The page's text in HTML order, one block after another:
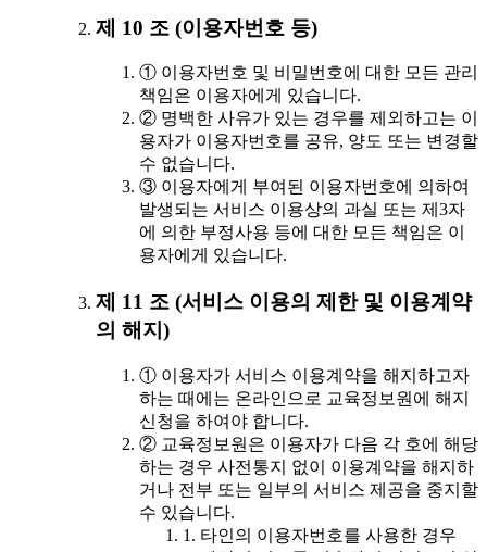
제 10 조 (이용자번호 등)
① 이용자번호 및 비밀번호에 대한 모든 관리
책임은 이용자에게 있습니다.
② 명백한 사유가 있는 경우를 제외하고는 이
용자가 이용자번호를 공유, 양도 또는 변경할
수 없습니다.
③ 이용자에게 부여된 이용자번호에 의하여
발생되는 서비스 이용상의 과실 또는 제3자
에 의한 부정사용 등에 대한 모든 책임은 이
용자에게 있습니다.
제 11 조 (서비스 이용의 제한 및 이용계약
의 해지)
① 이용자가 서비스 이용계약을 해지하고자
하는 때에는 온라인으로 교육정보원에 해지
신청을 하여야 합니다.
② 교육정보원은 이용자가 다음 각 호에 해당
하는 경우 사전통지 없이 이용계약을 해지하
거나 전부 또는 일부의 서비스 제공을 중지할
수 있습니다.
1. 타인의 이용자번호를 사용한 경우